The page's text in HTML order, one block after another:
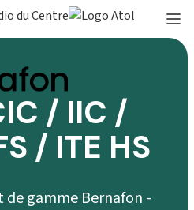
/ IIC /
/ ITE HS
gamme Bernafon -